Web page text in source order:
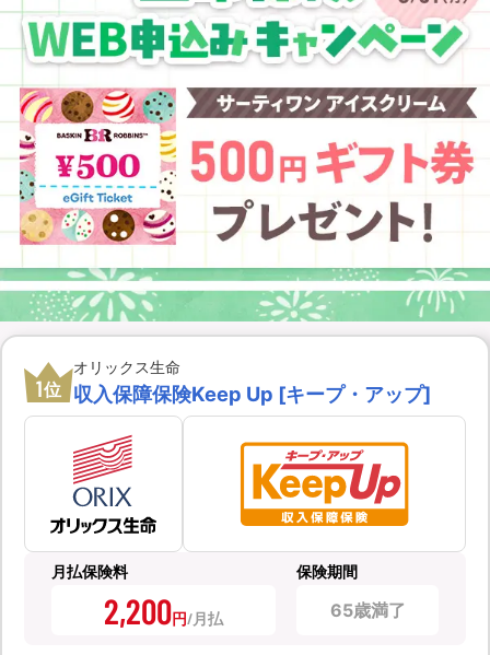
1位
オリックス生命
収入保障保険Keep Up [キープ・アップ]
月払保険料
2,200円
保険期間
65歳満了